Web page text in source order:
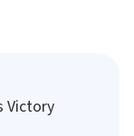
Victory